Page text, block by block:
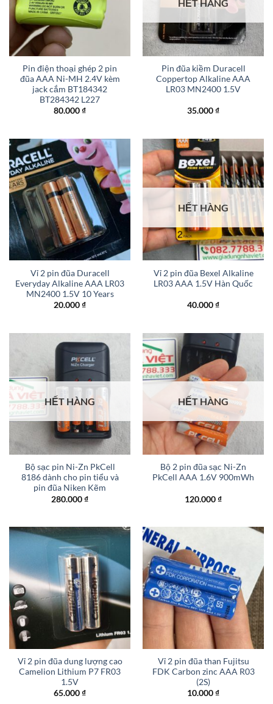
Pin điện thoại ghép 2 pin
đũa AAA Ni-MH 2.4V kèm
jack cắm BT184342
BT284342 L227
80.000₫
HẾT HÀNG
Pin đũa kiềm Duracell
Coppertop Alkaline AAA
LR03 MN2400 1.5V
35.000₫
Vỉ 2 pin đũa Duracell
Everyday Alkaline AAA LR03
MN2400 1.5V 10 Years
20.000₫
HẾT HÀNG
Vỉ 2 pin đũa Bexel Alkaline
LR03 AAA 1.5V Hàn Quốc
40.000₫
HẾT HÀNG
Bộ sạc pin Ni-Zn PkCell
8186 dành cho pin tiểu và
pin đũa Niken Kẽm
280.000₫
HẾT HÀNG
Bộ 2 pin đũa sạc Ni-Zn
PkCell AAA 1.6V 900mWh
120.000₫
Vỉ 2 pin đũa dung lượng cao
Camelion Lithium P7 FR03
1.5V
65.000₫
Vỉ 2 pin đũa than Fujitsu
FDK Carbon zinc AAA R03
(2S)
10.000₫